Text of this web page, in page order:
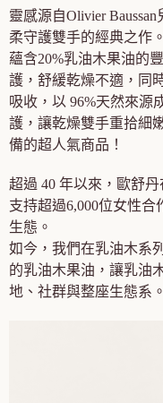
買賣價金債權讓與本公司後
2.基於同意付款使用「大哥付
資料（包含姓名、電話或地
由本公司與您本人進行分期
3.完整用戶服務條款，請詳閱
購買商品的店家。未經商家
後付繳納相關費用。
※ 交易是否成功請以「
是否繳費成功／繳費後需取
客戶支援中心」https://
【注意事項】
１．透過由恩沛科技股份有
易，需依本服務之必要範圍
權轉讓予恩沛科技股份有限公
https://aftee.tw/terms/#terms3
３．未成年的使用者請事先
「AFTEE先享後付」，若未
任。
４．使用「AFTEE先享後付
時審查核予不同之上限額度
請求用戶進行身份認證。
５．嚴禁一人註冊多個帳號
每筆NT$100，滿
京站台北店客服中心(1F星
請自備購物袋，若需購買
免運費
靈感源自Olivier
柔守護雙手的經典之作。
蘊含20%乳油木果油的
護，舒緩乾燥不適，同
吸收，以 96%天然來源
護，讓乾燥雙手重拾細
備的超人氣商品！
超過 40 年以來，歐舒
支持超過6,000位女性
生態。
如今，我們在乳油木系
的乳油木果油，讓乳油
地、社群與整座生態系。